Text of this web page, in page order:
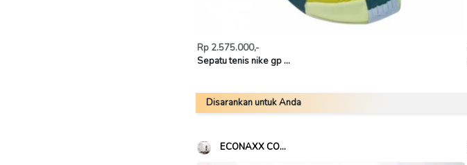
Rp 2.575.000,-
Sepatu tenis nike gp ...
Disarankan untuk Anda
ECONAXX CO...